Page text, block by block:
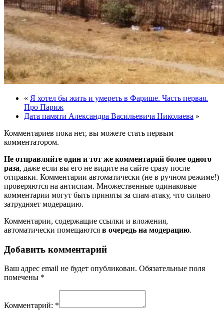
« Я хотел бы жить и умереть в Фарише. Часть первая.
Про Париж
Дата памяти Александра Васильевича Николаева »
Комментариев пока нет, вы можете стать первым
комментатором.
Не отправляйте один и тот же комментарий более одного
раза, даже если вы его не видите на сайте сразу после
отправки. Комментарии автоматически (не в ручном режиме!)
проверяются на антиспам. Множественные одинаковые
комментарии могут быть приняты за спам-атаку, что сильно
затрудняет модерацию.
Комментарии, содержащие ссылки и вложения,
автоматически помещаются в очередь на модерацию.
Добавить комментарий
Ваш адрес email не будет опубликован. Обязательные поля
помечены *
Комментарий: *